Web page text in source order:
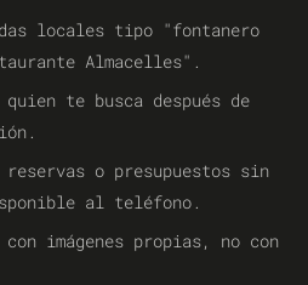
locales tipo "fontanero
Almacelles".
te busca después de
reservas o presupuestos sin
al teléfono.
imágenes propias, no con